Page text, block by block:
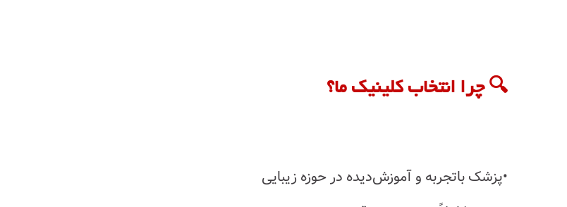
🔍 چرا انتخاب کلینیک ما؟
•پزشک باتجربه و آموزش‌دیده در حوزه زیبایی